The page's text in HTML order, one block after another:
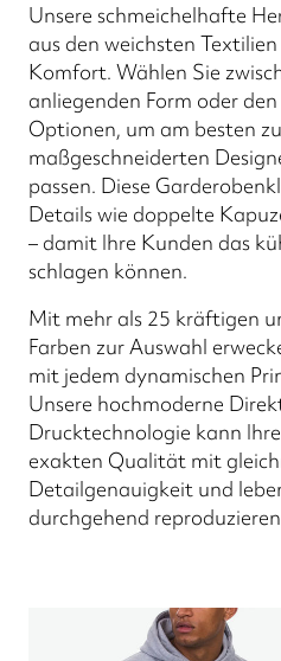
Unsere schmeichelhafte
aus den weichsten
Komfort. Wählen Sie
anliegenden Form oder
Optionen, um am besten
maßgeschneiderten
passen. Diese
Details wie doppelte
– damit Ihre Kunden das
schlagen können.
Mit mehr als 25 kräftigen
Farben zur Auswahl
mit jedem dynamischen
Unsere hochmoderne
Drucktechnologie kann
exakten Qualität mit
Detailgenauigkeit und
durchgehend